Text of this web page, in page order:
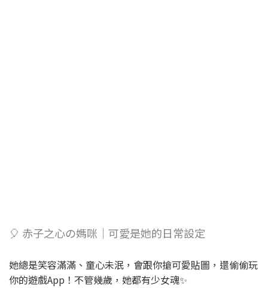
🎈 赤子之心の媽咪｜可愛是她的日常設定
她總是笑容滿滿、童心未泯，會跟你搶可愛貼圖，還偷偷玩
你的遊戲App！不管幾歲，她都有少女魂✨